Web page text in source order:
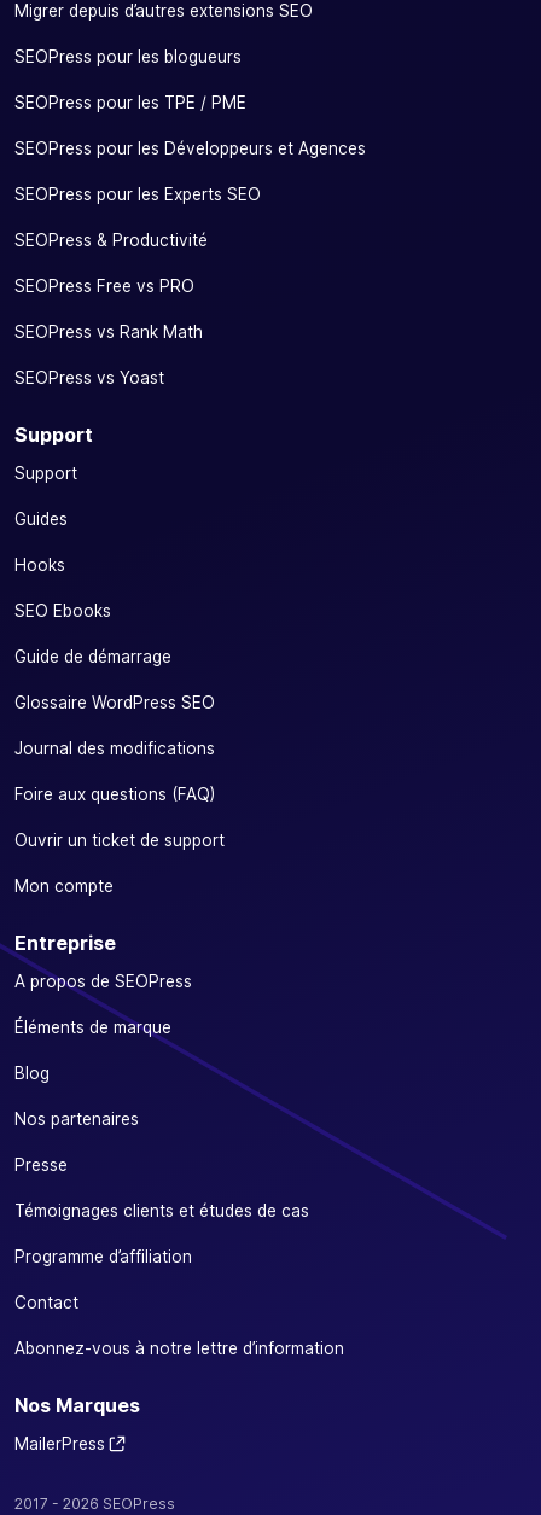
Migrer depuis d’autres extensions SEO
SEOPress pour les blogueurs
SEOPress pour les TPE / PME
SEOPress pour les Développeurs et Agences
SEOPress pour les Experts SEO
SEOPress & Productivité
SEOPress Free vs PRO
SEOPress vs Rank Math
SEOPress vs Yoast
Support
Support
Guides
Hooks
SEO Ebooks
Guide de démarrage
Glossaire WordPress SEO
Journal des modifications
Foire aux questions (FAQ)
Ouvrir un ticket de support
Mon compte
Entreprise
A propos de SEOPress
Éléments de marque
Blog
Nos partenaires
Presse
Témoignages clients et études de cas
Programme d’affiliation
Contact
Abonnez-vous à notre lettre d’information
Nos Marques
MailerPress
2017 - 2026 SEOPress